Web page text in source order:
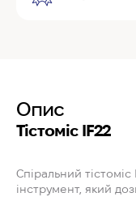
Опис
Тістоміс IF22
Спіральний
інструмент, який